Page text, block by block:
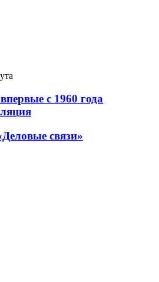
с 1960 года
связи»